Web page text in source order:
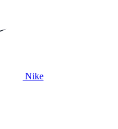
Nike